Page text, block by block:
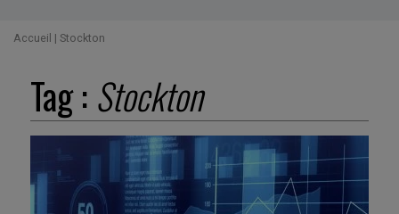
Accueil | Stockton
Tag : Stockton